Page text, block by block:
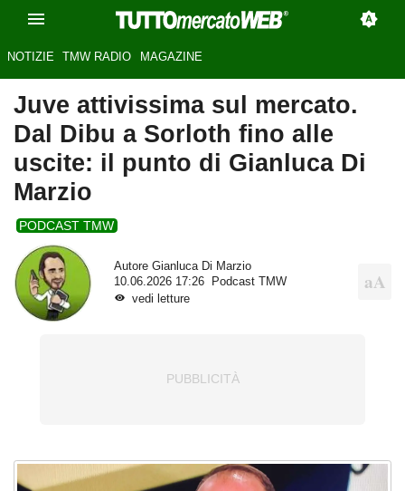
NOTIZIE TMW RADIO MAGAZINE
Juve attivissima sul mercato.
Dal Dibu a Sorloth fino alle
uscite: il punto di Gianluca Di
Marzio
PODCAST TMW
Autore Gianluca Di Marzio
10.06.2026 17:26
Podcast TMW
vedi letture